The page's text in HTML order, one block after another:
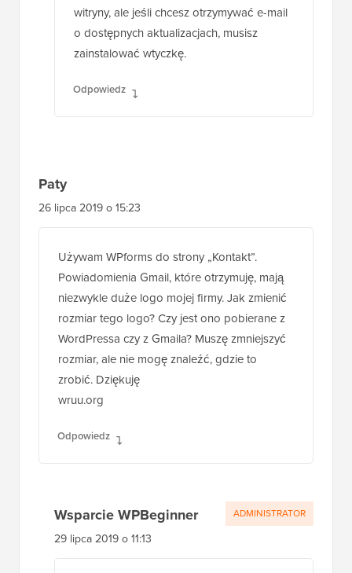
witryny, ale jeśli chcesz otrzymywać e-mail
o dostępnych aktualizacjach, musisz
zainstalować wtyczkę.
Odpowiedz
Paty
26 lipca 2019 o 15:23
Używam WPforms do strony „Kontakt”.
Powiadomienia Gmail, które otrzymuję, mają
niezwykle duże logo mojej firmy. Jak zmienić
rozmiar tego logo? Czy jest ono pobierane z
WordPressa czy z Gmaila? Muszę zmniejszyć
rozmiar, ale nie mogę znaleźć, gdzie to
zrobić. Dziękuję
wruu.org
Odpowiedz
Wsparcie WPBeginner
29 lipca 2019 o 11:13
ADMINISTRATOR